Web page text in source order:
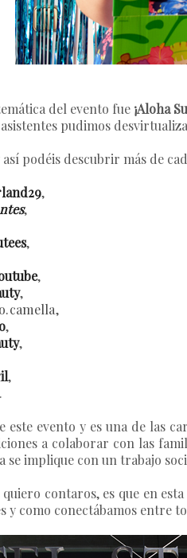
del evento fue ¡Aloha
pudimos
podéis descubrir más de
,
,
,
,
,
,
,
,
,
.
este evento y es una de las
a colaborar con las
se implique con un trabajo
contaros, es que en
y como conectábamos entre